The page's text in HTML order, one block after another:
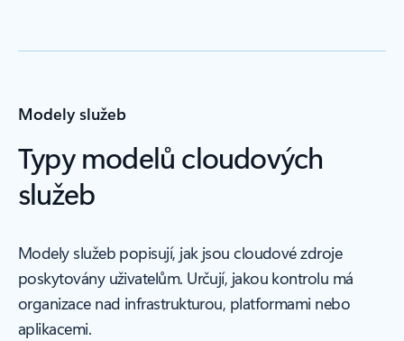
Modely služeb
Typy modelů cloudových
služeb
Modely služeb popisují, jak jsou cloudové zdroje
poskytovány uživatelům. Určují, jakou kontrolu má
organizace nad infrastrukturou, platformami nebo
aplikacemi.